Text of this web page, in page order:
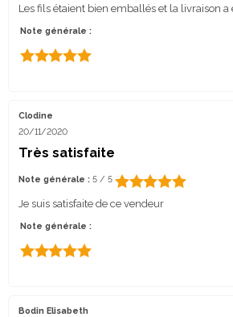
Les fils étaient bien emballés et la livraison a
Note générale :
Clodine
20/11/2020
Très satisfaite
Note générale : 5 / 5
Je suis satisfaite de ce vendeur
Note générale :
Bodin Elisabeth